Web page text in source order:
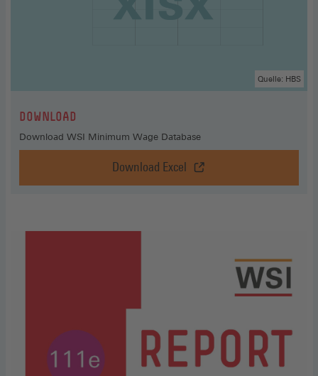
:DOWNLOAD
Quelle: HBS
Download WSI Minimum Wage Database
Download Excel
Download,
Download